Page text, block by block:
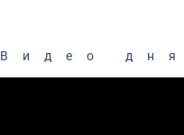
Видео дня